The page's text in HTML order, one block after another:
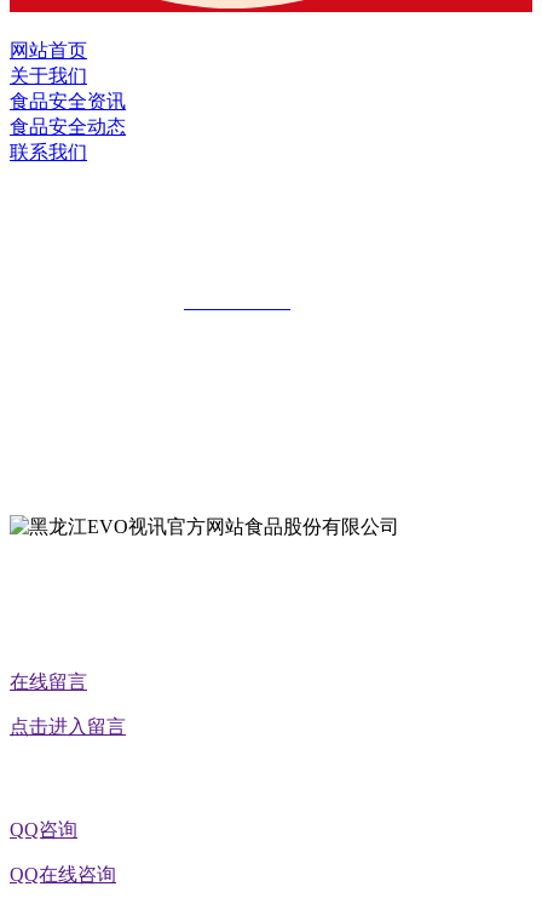
网站首页
关于我们
食品安全资讯
食品安全动态
联系我们
在线留言
点击进入留言
QQ咨询
QQ在线咨询